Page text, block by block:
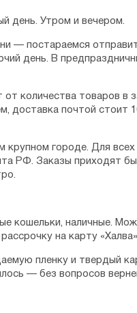
день. Утром и вечером.
— постараемся
день. В
от количества товаров в
доставка почтой стоит
крупном городе. Для всех
РФ. Заказы приходят
кошельки, наличные.
на карту
пленку и твердый
— без вопросов